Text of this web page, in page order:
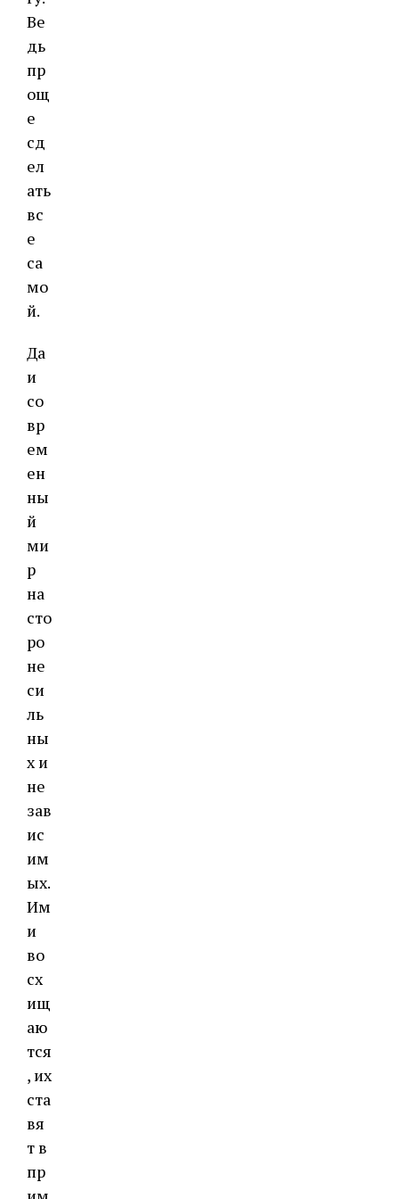
Ве
дь
пр
ощ
е
сд
ел
ать
вс
е
са
мо
й.
Да
и
со
вр
ем
ен
ны
й
ми
р
на
сто
ро
не
си
ль
ны
х и
не
зав
ис
им
ых.
Им
и
во
сх
ищ
аю
тся
, их
ста
вя
т в
пр